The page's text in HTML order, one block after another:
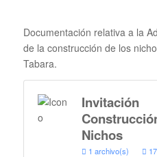
Documentación relativa a la
de la construcción de los
Tabara.
Invitación
Nichos
1 archivo(s)